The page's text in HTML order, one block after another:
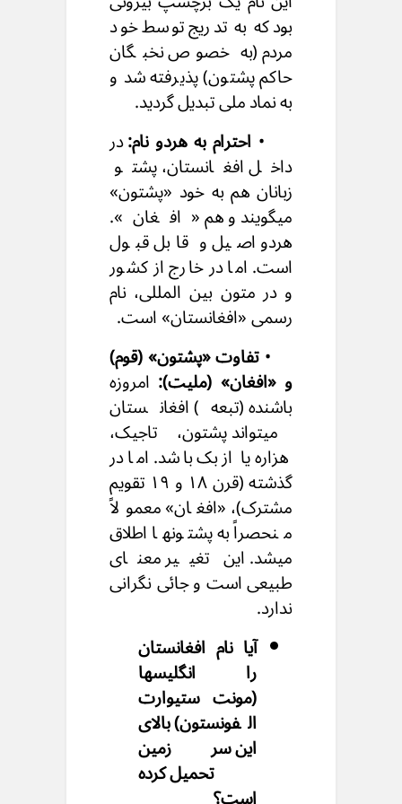
بود که به تدریج توسط خود
مردم (به خصوص نخبگان
حاکم پشتون) پذیرفته شد و
به نماد ملی تبدیل گردید.
• احترام به هردو نام:در
داخل افغانستان، پشتو
زبانان هم به خود «پشتون»
میگویند و هم «افغان».
هردو اصیل و قابل قبول
است. اما در خارج از کشور
و در متون بین المللی، نام
رسمی «افغانستان» است.
•تفاوت «پشتون» (قوم)
و «افغان» (ملیت): امروزه
باشنده (تبعه) افغانستان
میتواند پشتون، تاجیک،
هزاره یا ازبک باشد. اما در
گذشته (قرن ۱۸ و ۱۹ تقویم
مشترک)، «افغان» معمولاً
منحصراً به پشتونها اطلاق
میشد. این تغییر معنای
طبیعی است و جائی نگرانی
ندارد.
آیا نام افغانستان
را انگلیسها
(مونت ستیوارت
الفونستون) بالای
این سرزمین
تحمیل کرده